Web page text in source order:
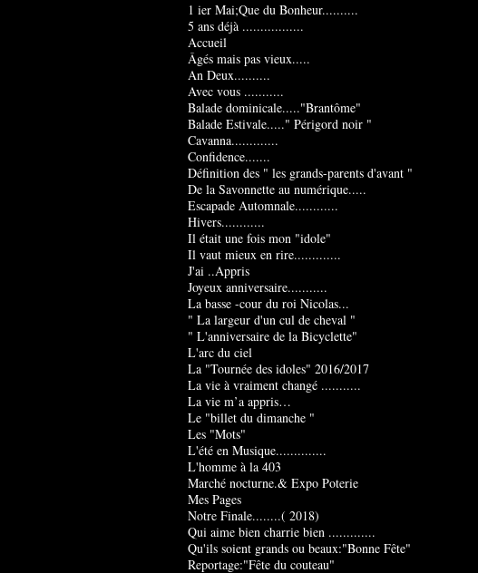
1 ier Mai;Que du Bonheur..........
5 ans déjà .................
Accueil
Âgés mais pas vieux.....
An Deux..........
Avec vous ...........
Balade dominicale....."Brantôme"
Balade Estivale....." Périgord noir "
Cavanna.............
Confidence.......
Définition des " les grands-parents d'avant "
De la Savonnette au numérique.....
Escapade Automnale............
Hivers............
Il était une fois mon "idole"
Il vaut mieux en rire.............
J'ai ..Appris
Joyeux anniversaire...........
La basse -cour du roi Nicolas...
" La largeur d'un cul de cheval "
" L'anniversaire de la Bicyclette"
L'arc du ciel
La "Tournée des idoles" 2016/2017
La vie à vraiment changé ...........
La vie m’a appris…
Le "billet du dimanche "
Les "Mots"
L'été en Musique..............
L'homme à la 403
Marché nocturne.& Expo Poterie
Mes Pages
Notre Finale........( 2018)
Qui aime bien charrie bien .............
Qu'ils soient grands ou beaux:"Bonne Fête"
Reportage:"Fête du couteau"